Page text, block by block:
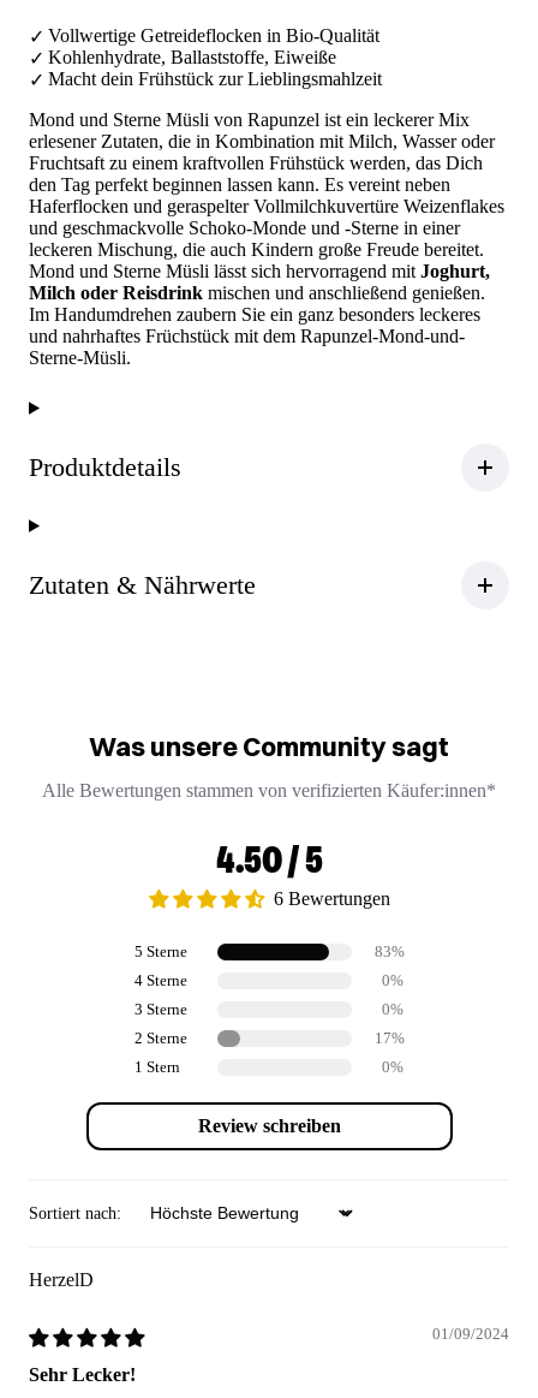
Vollwertige Getreideflocken in Bio-Qualität
Kohlenhydrate, Ballaststoffe, Eiweiße
Macht dein Frühstück zur Lieblingsmahlzeit
Mond und Sterne Müsli von Rapunzel ist ein leckerer Mix
erlesener Zutaten, die in Kombination mit Milch, Wasser oder
Fruchtsaft zu einem kraftvollen Frühstück werden, das Dich
den Tag perfekt beginnen lassen kann. Es vereint neben
Haferflocken und geraspelter Vollmilchkuvertüre Weizenflakes
und geschmackvolle Schoko-Monde und -Sterne in einer
leckeren Mischung, die auch Kindern große Freude bereitet.
Mond und Sterne Müsli lässt sich hervorragend mit Joghurt,
Milch oder Reisdrink mischen und anschließend genießen.
Im Handumdrehen zaubern Sie ein ganz besonders leckeres
und nahrhaftes Früchstück mit dem Rapunzel-Mond-und-
Sterne-Müsli.
Produktdetails
Zutaten & Nährwerte
Was unsere Community sagt
Alle Bewertungen stammen von verifizierten Käufer:innen*
4.50 / 5
6 Bewertungen
5 Sterne
83%
4 Sterne
0%
3 Sterne
0%
2 Sterne
17%
1 Stern
0%
Review schreiben
Sortiert nach: Sort by
HerzelD
01/09/2024
Sehr Lecker!